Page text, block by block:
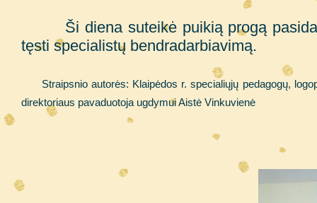
Ši diena suteikė puikią progą
tęsti specialistų bendradarbiavimą.
Straipsnio autorės: Klaipėdos r. specialiųjų pedagogų,
direktoriaus pavaduotoja ugdymui Aistė Vinkuvienė